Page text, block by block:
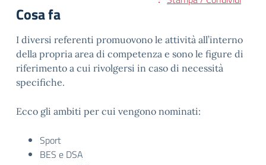
Cosa fa
I diversi referenti promuovono le attività all’interno
della propria area di competenza e sono le figure di
riferimento a cui rivolgersi in caso di necessità
specifiche.
Ecco gli ambiti per cui vengono nominati:
Sport
BES e DSA